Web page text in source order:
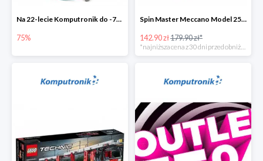
Na 22-lecie Komputronik do -75%
75%
Spin Master Meccano Model 25 w 1 Terenówka
142.90 zł179.90 zł*